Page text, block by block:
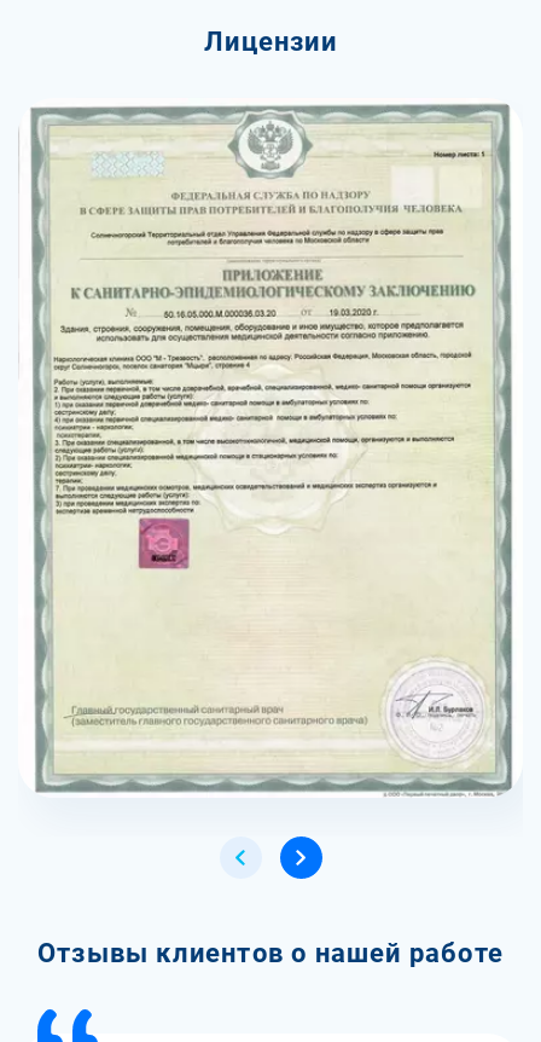
Лицензии
Отзывы клиентов о нашей работе